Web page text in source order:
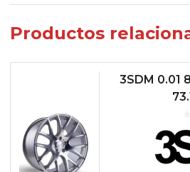
Productos
3SDM 0.01